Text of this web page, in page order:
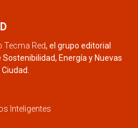
Tecma Red, el grupo editorial
Energía y Nuevas
Inteligentes